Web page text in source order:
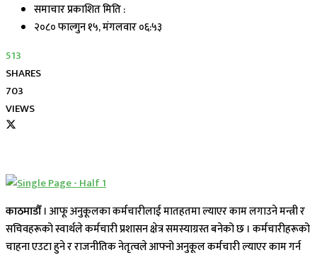
समाचार प्रकाशित मिति :
२०८० फाल्गुन १५, मंगलवार ०६:५३
513
SHARES
703
VIEWS
काठमाडौँ। आफू अनुकूलका कर्मचारीलाई मातहतमा ल्याएर काम लगाउने मन्त्री र
सचिवहरूको स्वार्थले कर्मचारी प्रशासन क्षेत्र समस्याग्रस्त बनेको छ । कर्मचारीहरूको
चाहना एउटा हुने र राजनीतिक नेतृत्वले आफ्नो अनुकूल कर्मचारी ल्याएर काम गर्न